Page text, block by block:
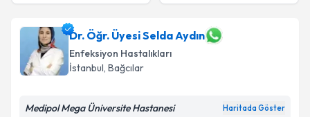
Dr. Öğr. Üyesi Selda Aydın
Enfeksiyon Hastalıkları
İstanbul, Bağcılar
Medipol Mega Üniversite Hastanesi Haritada Göster